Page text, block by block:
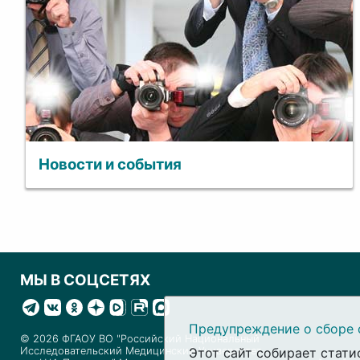
Новости и события
МЫ В СОЦСЕТЯХ
© 2026 ФГАОУ ВО "Российский Национальный
Исследовательский Медицинский Университет
Предупреждение о сборе
Этот сайт собирает